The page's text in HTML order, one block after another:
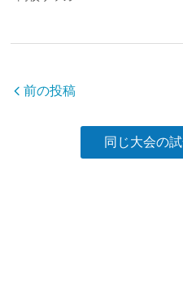
e
b
o
前の投稿
同じ大会の